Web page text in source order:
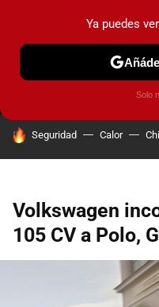
MENÚ
COCHES
HOY SE HABLA DE
Seguridad Calor
Volkswagen
105 CV a Polo,
Ya puedes
Solo